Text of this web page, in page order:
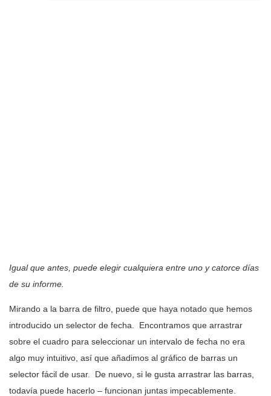
Igual que antes, puede elegir cualquiera entre uno y catorce días
de su informe.
Mirando a la barra de filtro, puede que haya notado que hemos
introducido un selector de fecha. Encontramos que arrastrar
sobre el cuadro para seleccionar un intervalo de fecha no era
algo muy intuitivo, así que añadimos al gráfico de barras un
selector fácil de usar. De nuevo, si le gusta arrastrar las barras,
todavía puede hacerlo – funcionan juntas impecablemente.